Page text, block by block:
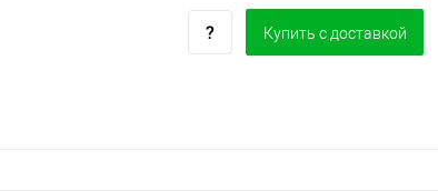
Купить c доставкой